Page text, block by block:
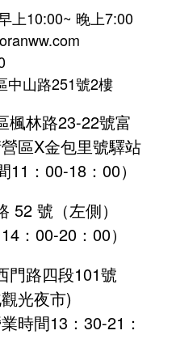
上10:00~ 晚上7:00
中山路251號2樓
楓林路23-22號富
金包里號驛站
00-18：00）
52 號（左側）
14：00-20：00）
門路四段101號
觀光夜市)
業時間13：30-21：